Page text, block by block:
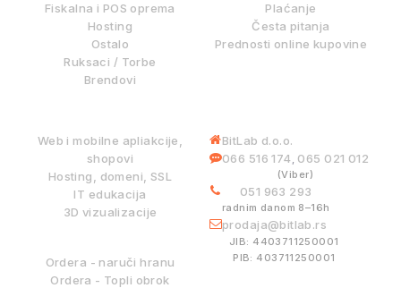
Fiskalna i POS oprema
Hosting
Ostalo
Ruksaci / Torbe
Brendovi
Plaćanje
Česta pitanja
Prednosti online kupovine
Web i mobilne apliakcije,
shopovi
Hosting, domeni, SSL
IT edukacija
3D vizualizacije
Ordera - naruči hranu
Ordera - Topli obrok
BitLab d.o.o.
066 516 174, 065 021 012
(Viber)
051 963 293
radnim danom 8–16h
prodaja@bitlab.rs
JIB: 4403711250001
PIB: 403711250001